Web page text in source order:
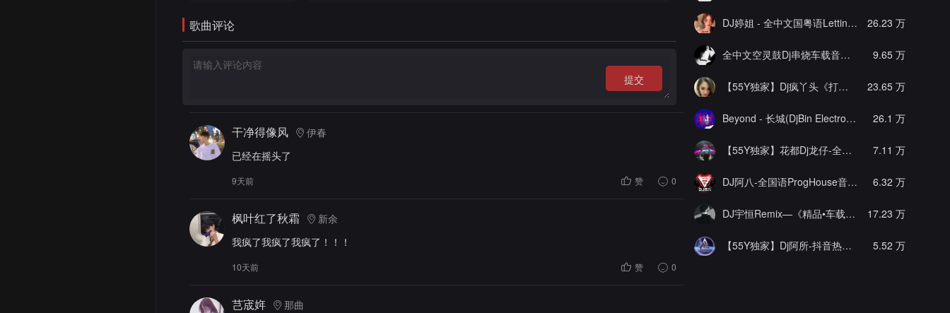
歌曲评论
提交
干净得像风
伊春
已经在摇头了
9天前 赞 0
枫叶红了秋霜
新余
我疯了我疯了我疯了！！！
10天前 赞 0
芑宬姩
那曲
DJ婷姐 - 全中文国粤语LettingGo抖音新版慢摇串烧 26.23 万
全中文空灵鼓Dj串烧车载音乐 [推荐]9.65 万
【55Y独家】Dj疯丫头《打歌妹》国粤语Funk音乐抖音热播55Y车载串烧 23.65 万
Beyond - 长城(DjBin Electro Rmx 2023 v2) 26.1 万
【55Y独家】花都Dj龙仔-全中文FunkyHouse音乐近期网络流行热播慢摇串烧 7.11 万
DJ阿八-全国语ProgHouse音乐大头针翻唱抖音热播专辑串烧 6.32 万
DJ宇恒Remix—《精品•车载》中文国会鼓ProgHouse 17.23 万
【55Y独家】Dj阿所-抖音热播爆了FunKyHouse中英文串烧 5.52 万